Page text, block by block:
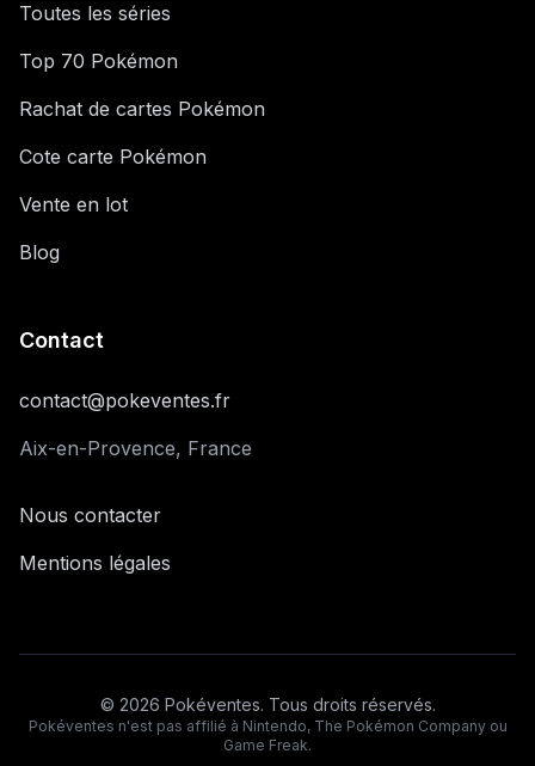
Toutes les séries
Top 70 Pokémon
Rachat de cartes Pokémon
Cote carte Pokémon
Vente en lot
Blog
Contact
contact@pokeventes.fr
Aix-en-Provence, France
Nous contacter
Mentions légales
© 2026 Pokéventes. Tous droits réservés.
Pokéventes n'est pas affilié à Nintendo, The Pokémon Company ou
Game Freak.